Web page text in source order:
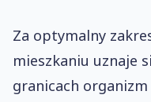
Za optymalny
mieszkaniu uznaje
granicach